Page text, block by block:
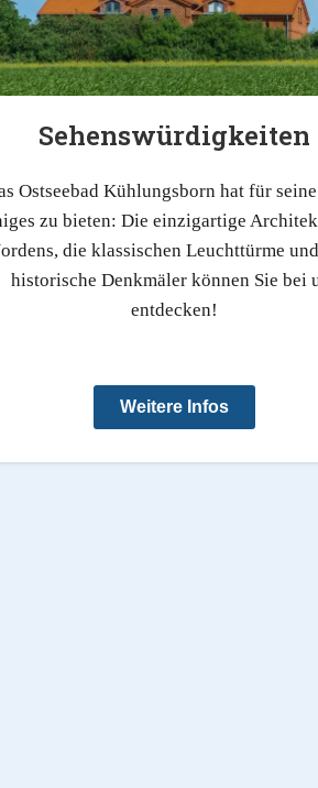
Sehenswürdigkeiten
Ostseebad Kühlungsborn hat für seine
zu bieten: Die einzigartige
die klassischen Leuchttürme
historische Denkmäler können Sie bei
entdecken!
Weitere Infos